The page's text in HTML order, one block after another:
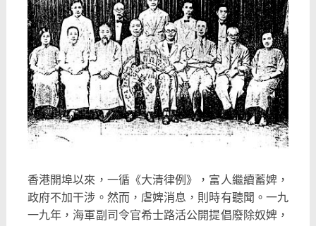
香港開埠以來，一循《大清律例》，富人繼續蓄婢，
政府不加干涉。然而，虐婢消息，則時有聽聞。一九
一九年，海軍副司令官希士路活公開提倡廢除奴婢，